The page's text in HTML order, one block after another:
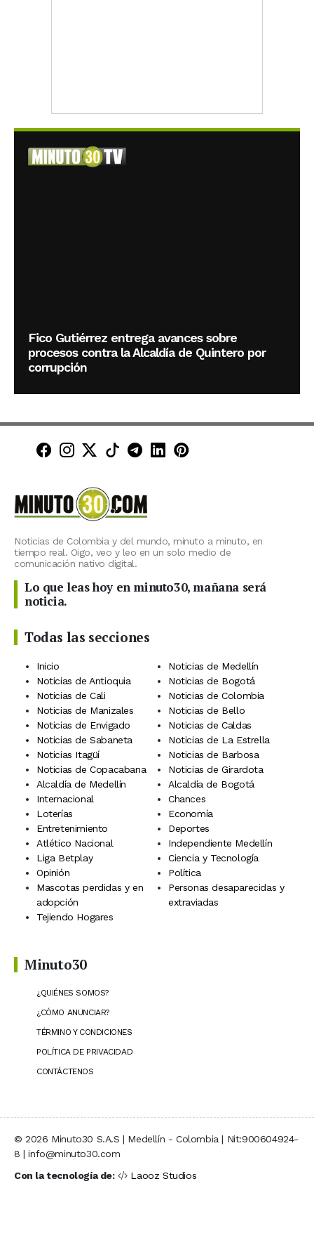
Fico Gutiérrez entrega avances sobre
procesos contra la Alcaldía de Quintero por
corrupción
Minuto30 en Facebook
Minuto30 en Instagram
Minuto30 en X (Twitter)
Minuto30 en TikTok
Canal de Minuto30 en
Minuto30 en LinkedIn
Minuto30 en
Noticias de Colombia y del mundo, minuto a minuto, en
tiempo real. Oigo, veo y leo en un solo medio de
comunicación nativo digital.
Lo que leas hoy en minuto30, mañana será
noticia.
Todas las secciones
Inicio
Noticias de Medellín
Noticias de Antioquia
Noticias de Bogotá
Noticias de Cali
Noticias de Colombia
Noticias de Manizales
Noticias de Bello
Noticias de Envigado
Noticias de Caldas
Noticias de Sabaneta
Noticias de La Estrella
Noticias Itagüí
Noticias de Barbosa
Noticias de Copacabana
Noticias de Girardota
Alcaldía de Medellín
Alcaldía de Bogotá
Internacional
Chances
Loterías
Economía
Entretenimiento
Deportes
Atlético Nacional
Independiente Medellín
Liga Betplay
Ciencia y Tecnología
Opinión
Política
Mascotas perdidas y en
adopción
Personas desaparecidas y
extraviadas
Tejiendo Hogares
Minuto30
¿QUIÉNES SOMOS?
¿CÓMO ANUNCIAR?
TÉRMINO Y CONDICIONES
POLÍTICA DE PRIVACIDAD
CONTÁCTENOS
© 2026 Minuto30 S.A.S | Medellín - Colombia | Nit:900604924-
8 | info@minuto30.com
Con la tecnología de:
Laooz Studios